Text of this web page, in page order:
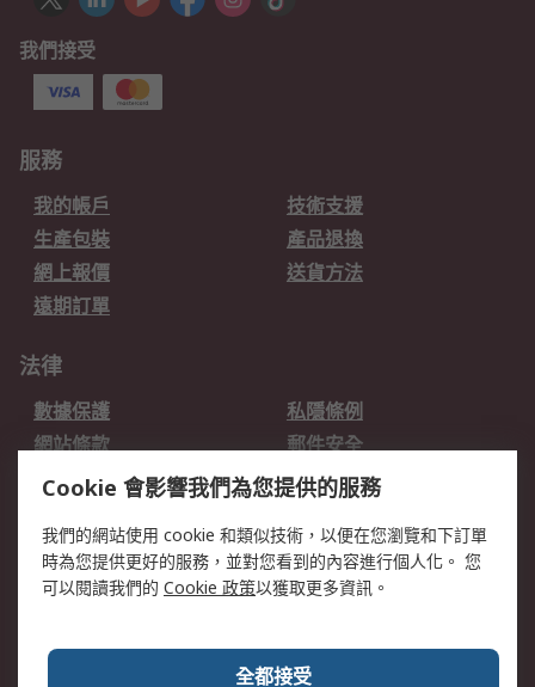
我們接受
服務
我的帳戶
技術支援
生產包裝
產品退換
網上報價
送貨方法
遠期訂單
法律
數據保護
私隱條例
網站條款
郵件安全
销售条款和条件
關於RS
RS的歷史
關於RS
加入我們
新聞中心
Cookie 會影響我們為您提供的服務
我們的網站使用 cookie 和類似技術，以便在您瀏覽和下訂單
時為您提供更好的服務，並對您看到的內容進行個人化。 您
可以閱讀我們的 Cookie 政策以獲取更多資訊。
全都接受